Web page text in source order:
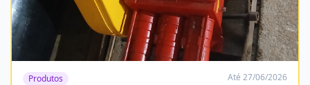
Produtos Até 27/06/2026